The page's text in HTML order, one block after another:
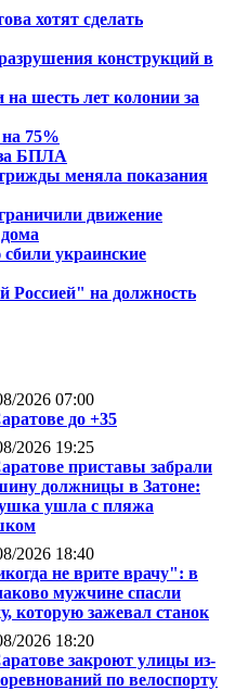
хотят сделать
конструкций в
шесть лет колонии за
75%
БПЛА
меняла показания
движение
украинские
Россией" на должность
2026 07:00
до +35
2026 19:25
приставы забрали
должницы в Затоне:
ушла с пляжа
2026 18:40
не врите врачу": в
мужчине спасли
которую зажевал станок
2026 18:20
закроют улицы из-
по велоспорту